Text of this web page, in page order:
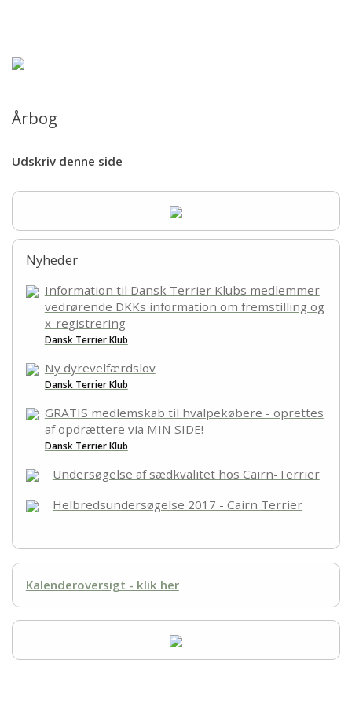
Hjem
Årbog
Årsafslutninger
Cairngruppen
Årbog
Udskriv denne side
Nyheder
Information til Dansk Terrier Klubs medlemmer
vedrørende DKKs information om fremstilling og
x-registrering
Dansk Terrier Klub
Ny dyrevelfærdslov
Dansk Terrier Klub
GRATIS medlemskab til hvalpekøbere - oprettes
af opdrættere via MIN SIDE!
Dansk Terrier Klub
Undersøgelse af sædkvalitet hos Cairn-Terrier
Helbredsundersøgelse 2017 - Cairn Terrier
Kalenderoversigt - klik her